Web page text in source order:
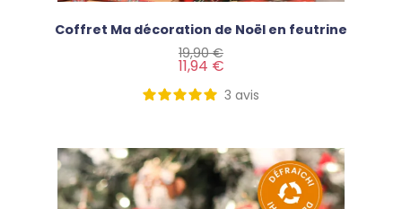
Coffret Ma décoration de Noël en feutrine
19,90 €
11,94 €
3 avis